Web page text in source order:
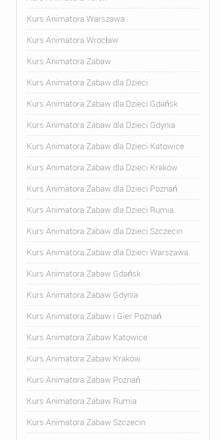
Kurs Animatora Warszawa
Kurs Animatora Wrocław
Kurs Animatora Zabaw
Kurs Animatora Zabaw dla Dzieci
Kurs Animatora Zabaw dla Dzieci Gdańsk
Kurs Animatora Zabaw dla Dzieci Gdynia
Kurs Animatora Zabaw dla Dzieci Katowice
Kurs Animatora Zabaw dla Dzieci Kraków
Kurs Animatora Zabaw dla Dzieci Poznań
Kurs Animatora Zabaw dla Dzieci Rumia
Kurs Animatora Zabaw dla Dzieci Szczecin
Kurs Animatora Zabaw dla Dzieci Warszawa
Kurs Animatora Zabaw Gdańsk
Kurs Animatora Zabaw Gdynia
Kurs Animatora Zabaw i Gier Poznań
Kurs Animatora Zabaw Katowice
Kurs Animatora Zabaw Kraków
Kurs Animatora Zabaw Poznań
Kurs Animatora Zabaw Rumia
Kurs Animatora Zabaw Szczecin